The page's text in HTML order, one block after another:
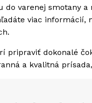
varenej smotany
viac informácií,
pripraviť dokonalé
a kvalitná